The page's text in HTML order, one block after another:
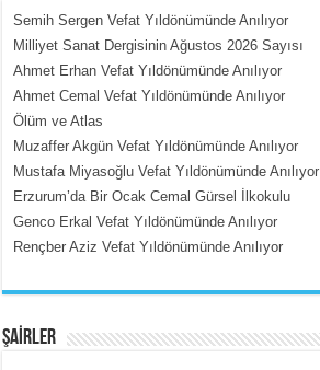
MEHMET ÇOBAN
İçerdeki Put Dışardaki Maskeler...
Semih Sergen Vefat Yıldönümünde Anılıyor
Milliyet Sanat Dergisinin Ağustos 2026 Sayısı
Ahmet Erhan Vefat Yıldönümünde Anılıyor
Ahmet Cemal Vefat Yıldönümünde Anılıyor
Ölüm ve Atlas
Muzaffer Akgün Vefat Yıldönümünde Anılıyor
Mustafa Miyasoğlu Vefat Yıldönümünde Anılıyor
Erzurum’da Bir Ocak Cemal Gürsel İlkokulu
Genco Erkal Vefat Yıldönümünde Anılıyor
Rençber Aziz Vefat Yıldönümünde Anılıyor
ŞAİRLER